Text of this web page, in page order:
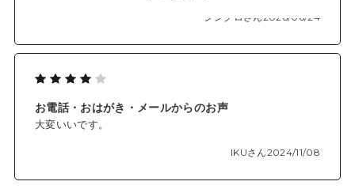
そして今回はジェットフロスMINIを購入。はっきり言うと
で綺麗に出来ます。
今度は落とさない様に慎重且つ大切に末永く愛用致しま
す。
シンクロさん2026/06/24
お電話・おはがき・メールからのお声
大変いいです。
IKUさん2024/11/08